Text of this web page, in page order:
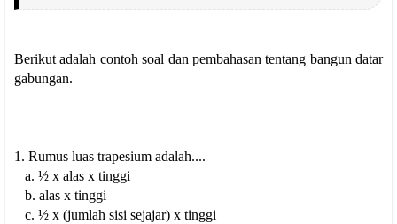
Berikut adalah contoh soal dan pembahasan tentang bangun datar
gabungan.
1. Rumus luas trapesium adalah....
a. ½ x alas x tinggi
b. alas x tinggi
c. ½ x (jumlah sisi sejajar) x tinggi